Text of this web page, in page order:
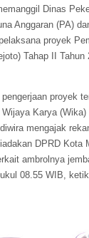
Dinas
Anggaran (PA)
proyek
Tahap II Tahun
proyek
Karya
mengajak
DPRD Kota
ambrolnya
08.55 WIB,